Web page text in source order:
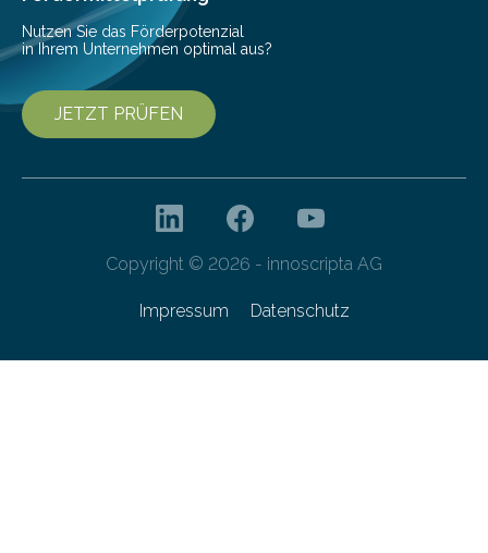
Nutzen Sie das Förderpotenzial
in Ihrem Unternehmen optimal aus?
JETZT PRÜFEN
Copyright © 2026 - innoscripta AG
Impressum Datenschutz